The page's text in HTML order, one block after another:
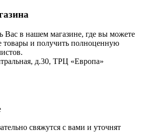
Вас в нашем магазине, где вы можете
товары и получить полноценную
д.30, ТРЦ «Европа»
свяжутся с вами и уточнят